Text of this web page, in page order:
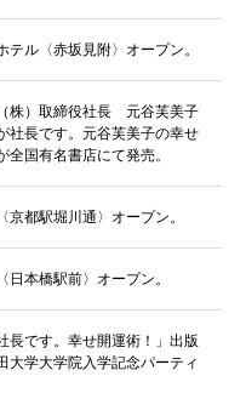
テル〈赤坂見附〉オープン。
株）取締役社長 元谷芙美子
社長です。元谷芙美子の幸せ
全国有名書店にて発売。
京都駅堀川通〉オープン。
日本橋駅前〉オープン。
長です。幸せ開運術！」出版
大学大学院入学記念パーティ